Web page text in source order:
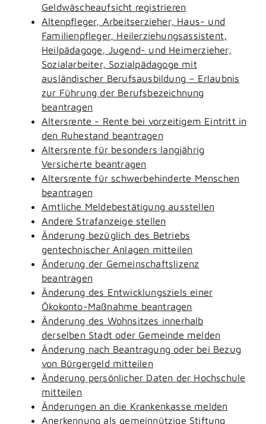
Geldwäscheaufsicht registrieren
Altenpfleger, Arbeitserzieher, Haus- und
Familienpfleger, Heilerziehungsassistent,
Heilpädagoge, Jugend- und Heimerzieher,
Sozialarbeiter, Sozialpädagoge mit
ausländischer Berufsausbildung – Erlaubnis
zur Führung der Berufsbezeichnung
beantragen
Altersrente - Rente bei vorzeitigem Eintritt in
den Ruhestand beantragen
Altersrente für besonders langjährig
Versicherte beantragen
Altersrente für schwerbehinderte Menschen
beantragen
Amtliche Meldebestätigung ausstellen
Andere Strafanzeige stellen
Änderung bezüglich des Betriebs
gentechnischer Anlagen mitteilen
Änderung der Gemeinschaftslizenz
beantragen
Änderung des Entwicklungsziels einer
Ökokonto-Maßnahme beantragen
Änderung des Wohnsitzes innerhalb
derselben Stadt oder Gemeinde melden
Änderung nach Beantragung oder bei Bezug
von Bürgergeld mitteilen
Änderung persönlicher Daten der Hochschule
mitteilen
Änderungen an die Krankenkasse melden
Anerkennung als gemeinnützige Stiftung